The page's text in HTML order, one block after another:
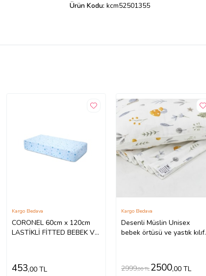
Ürün Kodu: kcm52501355
CORONEL 60cm x 120cm
LASTİKLİ FİTTED BEBEK VE
Kargo Bedava
453,00 TL
Desenli Müslin Unisex
bebek örtüsü ve yastık kılıfı
Kargo Bedava
2999,00 TL 2500,00 TL